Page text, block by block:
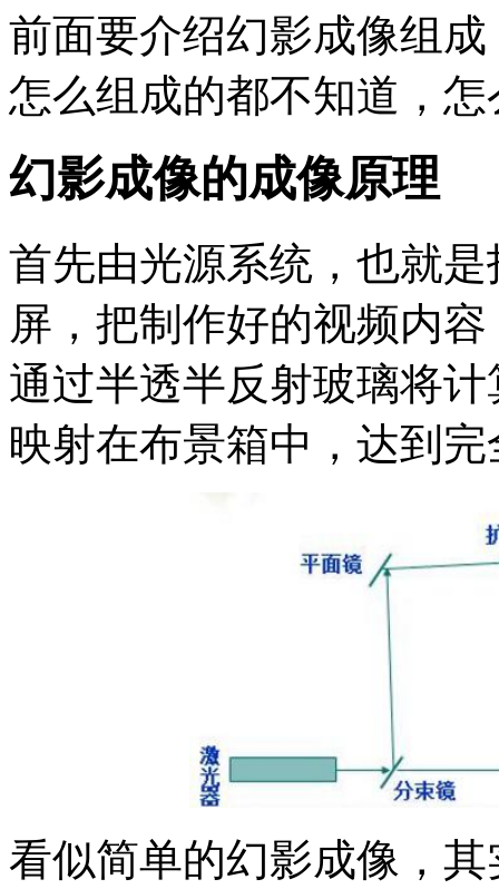
前面要介绍幻影成像组
怎么组成的都不知道，
幻影成像的成像原理
首先由光源系统，也就
屏，把制作好的视频内
通过半透半反射玻璃将
映射在布景箱中，达到
看似简单的幻影成像，